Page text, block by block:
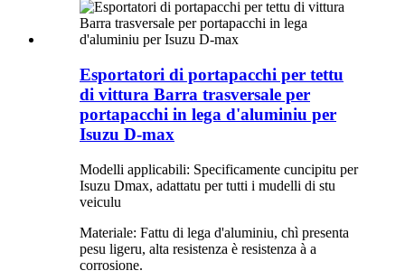
Esportatori di portapacchi per tettu
di vittura Barra trasversale per
portapacchi in lega d'aluminiu per
Isuzu D-max
Modelli applicabili: Specificamente cuncipitu per
Isuzu Dmax, adattatu per tutti i mudelli di stu
veiculu
Materiale: Fattu di lega d'aluminiu, chì presenta
pesu ligeru, alta resistenza è resistenza à a
corrosione.